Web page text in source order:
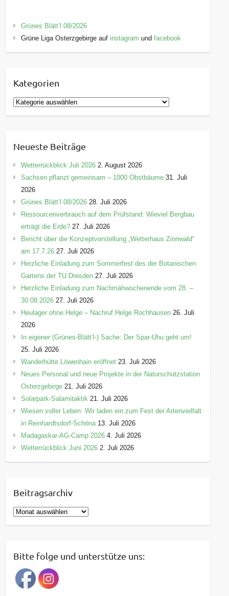
Grünes Blätt’l 08/2026
Grüne Liga Osterzgebirge auf instagram undfacebook
Kategorien
K
a
g
o
r
e
n
Neueste Beiträge
Wetterrückblick Juli 2026 2. August 2026
Sachsen pflanzt gemeinsam – 1000 Obstbäume 31. Juli
2026
Grünes Blätt’l 08/2026 28. Juli 2026
Ressourcenverbrauch auf dem Prüfstand: Wieviel Bergbau
erträgt die Erde? 27. Juli 2026
Bericht über die Konzeptvorstellung „Wetterhaus Zinnwald“
am 17.7.26 27. Juli 2026
Herzliche Einladung zum Sommerfest des der Botanischen
Gartens der TU Dresden 27. Juli 2026
Herzliche Einladung zum Nachmähwochenende vom 28. –
30.08.2026 27. Juli 2026
Heulager ohne Helge – Nachruf Helge Rochhausen 26. Juli
2026
In eigener (Grünes-Blätt’l-) Sache: Der Spar-Uhu geht um!
25. Juli 2026
Wanderhütte Löwenhain eröffnet 23. Juli 2026
Neues Personal und neue Projekte in der Naturschutzstation
Osterzgebirge 21. Juli 2026
Solarpark-Salamitaktik 21. Juli 2026
Wiesen voller Leben: Wir laden ein zum Fest der Artenvielfalt
in Reinhardtsdorf-Schöna 13. Juli 2026
Madagaskar-AG-Camp 2026 4. Juli 2026
Wetterrückblick Juni 2026 2. Juli 2026
Beitragsarchiv
B
e
r
a
g
Bitte folge und unterstütze uns: